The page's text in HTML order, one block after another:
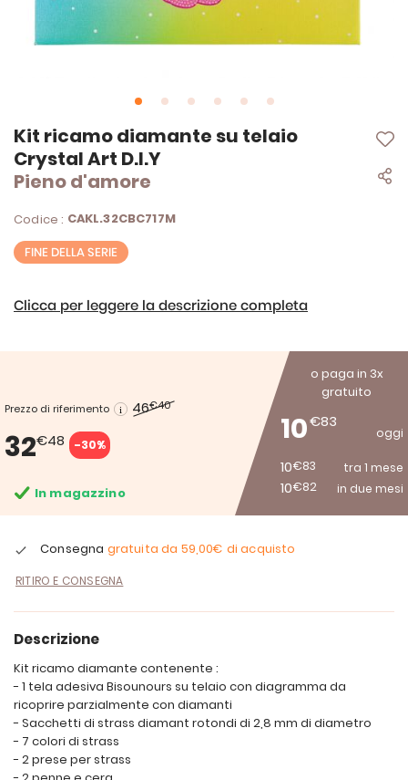
Kit ricamo diamante su telaio
Crystal Art D.I.Y
Pieno d'amore
Codice : CAKL.32CBC717M
FINE DELLA SERIE
Clicca per leggere la descrizione completa
Prezzo di riferimento 46€40
32€48 -30%
o paga in 3x
gratuito
10€83
oggi
10€83 tra 1 mese
10€82 in due mesi
In magazzino
Consegna gratuita da 59,00€ di acquisto
RITIRO E CONSEGNA
Vai
all'inizio
della
galleria
immagini
Descrizione
Kit ricamo diamante contenente :
- 1 tela adesiva Bisounours su telaio con diagramma da
ricoprire parzialmente con diamanti
- Sacchetti di strass diamant rotondi di 2,8 mm di diametro
- 7 colori di strass
- 2 prese per strass